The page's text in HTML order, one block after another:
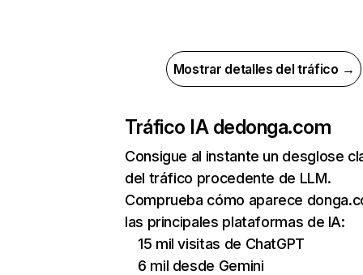
Mostrar detalles del tráfico →
Tráfico IA dedonga.com
Consigue al instante un desglose
del tráfico procedente de LLM.
Comprueba cómo aparece
las principales plataformas de IA:
15 mil visitas de ChatGPT
6 mil desde Gemini